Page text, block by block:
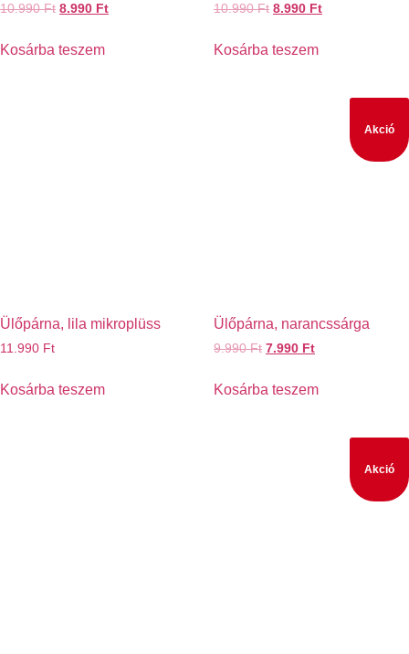
10.990Ft 8.990 Ft
Kosárba teszem
10.990Ft 8.990 Ft
Kosárba teszem
Ülőpárna, lila mikroplüss
11.990 Ft
Kosárba teszem
Akció
Ülőpárna, narancssárga
9.990Ft 7.990 Ft
Kosárba teszem
Akció